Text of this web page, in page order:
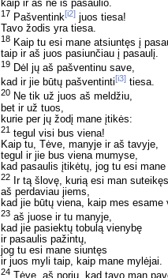
kaip ir aš ne iš pasaulio.
17 Pašventink[i2] juos tiesa!
Tavo žodis yra tiesa.
18 Kaip tu esi mane atsiuntęs į
taip ir aš juos pasiunčiau į pasaulį.
19 Dėl jų aš pašventinu save,
kad ir jie būtų pašventinti[i3] tiesa.
20 Ne tik už juos aš meldžiu,
bet ir už tuos,
kurie per jų žodį mane įtikės:
21 tegul visi bus viena!
Kaip tu, Tėve, manyje ir aš tavyje,
tegul ir jie bus viena mumyse,
kad pasaulis įtikėtų, jog tu esi
22 Ir tą šlovę, kurią esi man
aš perdaviau jiems,
kad jie būtų viena, kaip mes esame
23 aš juose ir tu manyje,
kad jie pasiektų tobulą vienybę
ir pasaulis pažintų,
jog tu esi mane siuntęs
ir juos myli taip, kaip mane mylėjai.
24